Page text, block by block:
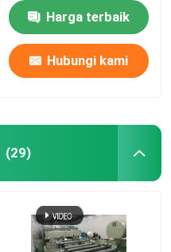
Harga terbaik
Hubungi kami
(29)